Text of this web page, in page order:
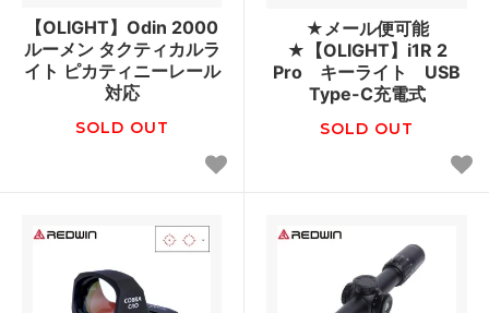
【OLIGHT】Odin 2000
ルーメン タクティカルラ
イト ピカティニーレール
対応
SOLD OUT
★メール便可能
★【OLIGHT】i1R 2
Pro キーライト USB
Type-C充電式
SOLD OUT